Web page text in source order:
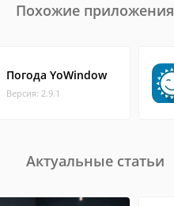
Похожие приложения
Погода YoWindow
Версия: 2.9.1
Актуальные статьи